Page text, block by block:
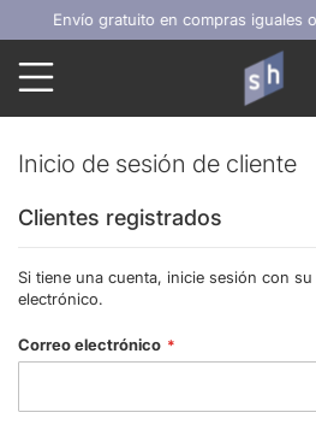
Ir
al
Envío gratuito en compras iguales
Inicio de sesión de cliente
Clientes registrados
Si tiene una cuenta, inicie sesión con
electrónico.
Correo electrónico